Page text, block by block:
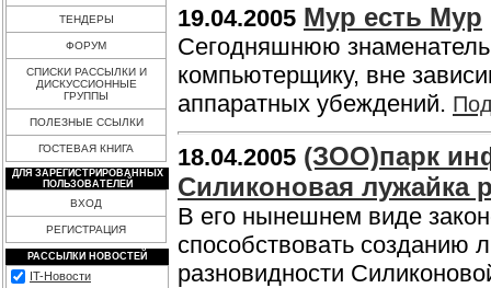
ТЕНДЕРЫ
ФОРУМ
СПИСКИ РАССЫЛКИ И
ДИСКУССИОННЫЕ
ГРУППЫ
ПОЛЕЗНЫЕ ССЫЛКИ
ГОСТЕВАЯ КНИГА
ДЛЯ ЗАРЕГИСТРИРОВАННЫХ
ПОЛЬЗОВАТЕЛЕЙ
ВХОД
РЕГИСТРАЦИЯ
РАССЫЛКИ НОВОСТЕЙ
IT-Новости
19.04.2005 Мур есть Мур
Сегодняшнюю
компьютерщику, вне
аппаратных убеждений.
18.04.2005 (ЗОО)парк
Силиконовая лужайка
В его нынешнем виде
способствовать созданию
разновидности